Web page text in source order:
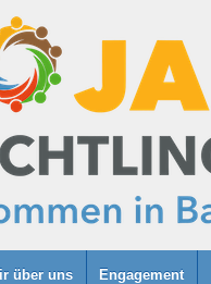
über uns Engagement